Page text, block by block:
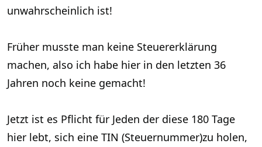
unwahrscheinlich ist!
Früher musste man keine Steuererklärung
machen, also ich habe hier in den letzten 36
Jahren noch keine gemacht!
Jetzt ist es Pflicht für Jeden der diese 180 Tage
hier lebt, sich eine TIN (Steuernummer)zu holen,